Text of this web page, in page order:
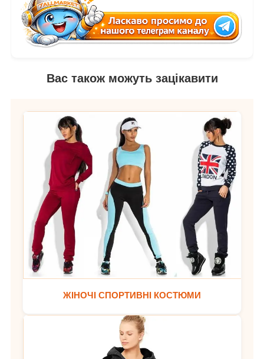
Вас також можуть зацікавити
ЖІНОЧІ СПОРТИВНІ КОСТЮМИ